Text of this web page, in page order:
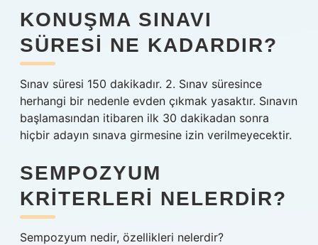
KONUŞMA SINAVI
SÜRESI NE KADARDIR?
Sınav süresi 150 dakikadır. 2. Sınav süresince
herhangi bir nedenle evden çıkmak yasaktır. Sınavın
başlamasından itibaren ilk 30 dakikadan sonra
hiçbir adayın sınava girmesine izin verilmeyecektir.
SEMPOZYUM
KRITERLERI NELERDIR?
Sempozyum nedir, özellikleri nelerdir?